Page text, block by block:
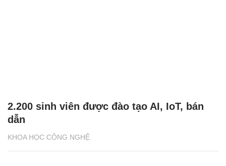
KHOA HỌC CÔNG NGHỆ
2.200 sinh viên được đào tạo AI, IoT, bán
dẫn